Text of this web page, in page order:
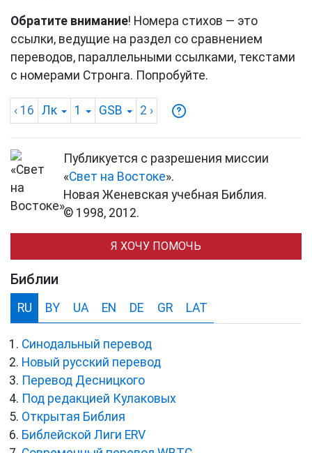
Обратите внимание! Номера стихов — это
ссылки, ведущие на раздел со сравнением
переводов, параллельными ссылками, текстами
с номерами Стронга. Попробуйте.
‹ 16 Лк 1 GSB 2 ›
Публикуется с разрешения миссии
«Свет на Востоке».
Новая Женевская учебная Библия.
© 1998, 2012.
Я ХОЧУ ПОМОЧЬ
Библии
RU BY UA EN DE GR LAT
Синодальный перевод
Новый русский перевод
Перевод Десницкого
Под редакцией Кулаковых
Открытая Библия
Библейской Лиги ERV